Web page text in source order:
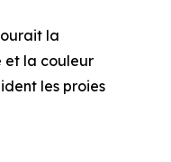
la
et la couleur
les proies